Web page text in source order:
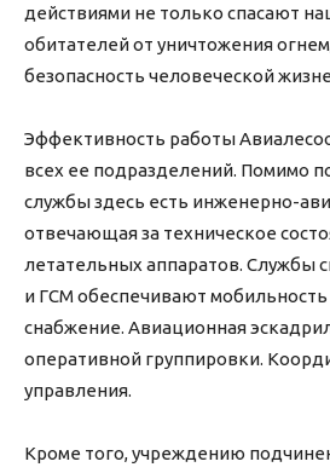
действиями не только спасают
обитателей от уничтожения
безопасность человеческой
Эффективность работы
всех ее подразделений. Помимо
службы здесь есть инженерно-
отвечающая за техническое
летательных аппаратов. Службы
и ГСМ обеспечивают
снабжение. Авиационная
оперативной группировки.
управления.
Кроме того, учреждению